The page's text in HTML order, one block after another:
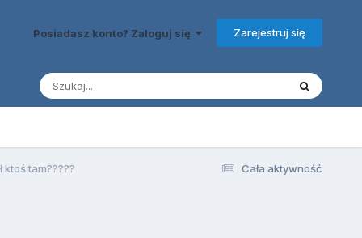
Posiadasz konto? Zaloguj się Zarejestruj się
Cała aktywność
ktoś tam?????